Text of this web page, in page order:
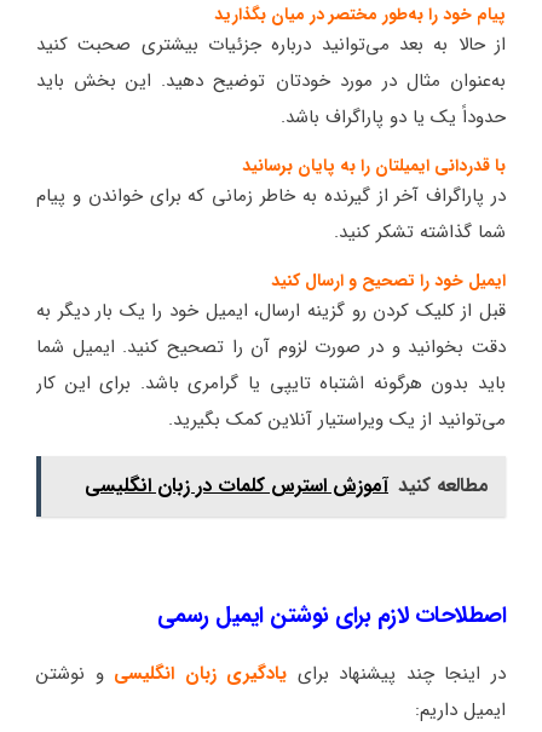
پیام خود را به‌طور مختصر در میان بگذارید
از حالا به بعد می‌توانید درباره جزئیات بیشتری صحبت کنید
به‌عنوان مثال در مورد خودتان توضیح دهید. این بخش باید
حدوداً یک یا دو پاراگراف باشد.
با قدردانی ایمیلتان را به پایان برسانید
در پاراگراف آخر از گیرنده به خاطر زمانی که برای خواندن و پیام
شما گذاشته تشکر کنید.
ایمیل خود را تصحیح و ارسال کنید
قبل از کلیک کردن رو گزینه ارسال، ایمیل خود را یک بار دیگر به
دقت بخوانید و در صورت لزوم آن را تصحیح کنید. ایمیل شما
باید بدون هرگونه اشتباه تایپی یا گرامری باشد. برای این کار
می‌توانید از یک ویراستیار آنلاین کمک بگیرید.
مطالعه کنید آموزش استرس کلمات در زبان انگلیسی
اصطلاحات لازم برای نوشتن ایمیل رسمی
در اینجا چند پیشنهاد برای یادگیری زبان انگلیسی و نوشتن
ایمیل داریم: